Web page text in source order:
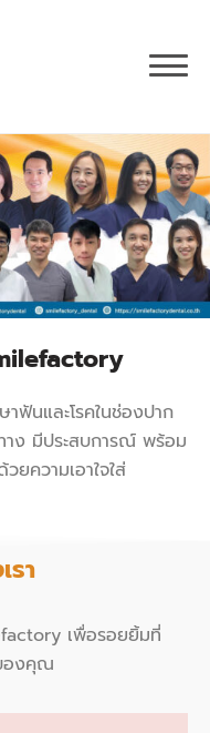
ฟันและโรคในช่องปาก
าง มีประสบการณ์ พร้อม
ยความเอาใจใส่
รา
เพื่อรอยยิ้มที่
องคุณ